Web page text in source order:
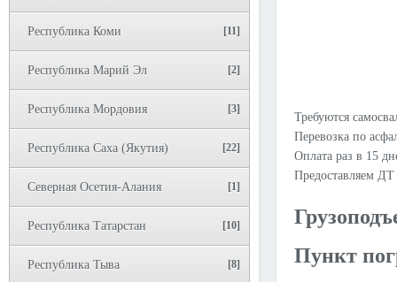
Республика Коми [11]
Республика Марий Эл [2]
Республика Мордовия [3]
Республика Саха (Якутия) [22]
Северная Осетия-Алания [1]
Республика Татарстан [10]
Республика Тыва [8]
Требуются
Перевозка по
Оплата раз в 15
Предоставляем ДТ
Пункт